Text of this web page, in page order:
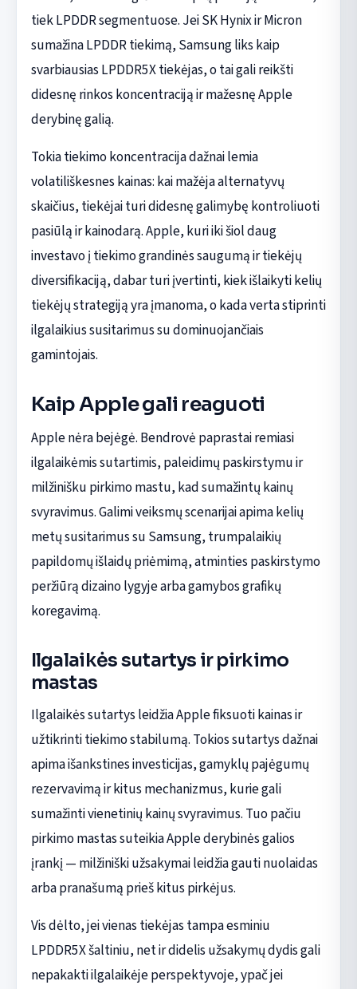
tiek LPDDR segmentuose. Jei SK Hynix ir Micron
sumažina LPDDR tiekimą, Samsung liks kaip
svarbiausias LPDDR5X tiekėjas, o tai gali reikšti
didesnę rinkos koncentraciją ir mažesnę Apple
derybinę galią.
Tokia tiekimo koncentracija dažnai lemia
volatiliškesnes kainas: kai mažėja alternatyvų
skaičius, tiekėjai turi didesnę galimybę kontroliuoti
pasiūlą ir kainodarą. Apple, kuri iki šiol daug
investavo į tiekimo grandinės saugumą ir tiekėjų
diversifikaciją, dabar turi įvertinti, kiek išlaikyti kelių
tiekėjų strategiją yra įmanoma, o kada verta stiprinti
ilgalaikius susitarimus su dominuojančiais
gamintojais.
Kaip Apple gali reaguoti
Apple nėra bejėgė. Bendrovė paprastai remiasi
ilgalaikėmis sutartimis, paleidimų paskirstymu ir
milžinišku pirkimo mastu, kad sumažintų kainų
svyravimus. Galimi veiksmų scenarijai apima kelių
metų susitarimus su Samsung, trumpalaikių
papildomų išlaidų priėmimą, atminties paskirstymo
peržiūrą dizaino lygyje arba gamybos grafikų
koregavimą.
Ilgalaikės sutartys ir pirkimo
mastas
Ilgalaikės sutartys leidžia Apple fiksuoti kainas ir
užtikrinti tiekimo stabilumą. Tokios sutartys dažnai
apima išankstines investicijas, gamyklų pajėgumų
rezervavimą ir kitus mechanizmus, kurie gali
sumažinti vienetinių kainų svyravimus. Tuo pačiu
pirkimo mastas suteikia Apple derybinės galios
įrankį — milžiniški užsakymai leidžia gauti nuolaidas
arba pranašumą prieš kitus pirkėjus.
Vis dėlto, jei vienas tiekėjas tampa esminiu
LPDDR5X šaltiniu, net ir didelis užsakymų dydis gali
nepakakti ilgalaikėje perspektyvoje, ypač jei